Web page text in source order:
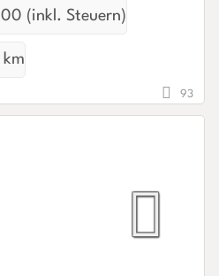
(inkl. Steuern)
93